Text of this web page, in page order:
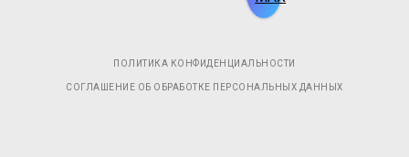
ПОЛИТИКА КОНФИДЕНЦИАЛЬНОСТИ
СОГЛАШЕНИЕ ОБ ОБРАБОТКЕ ПЕРСОНАЛЬНЫХ ДАННЫХ